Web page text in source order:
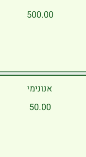
500.00
אנונימי
50.00